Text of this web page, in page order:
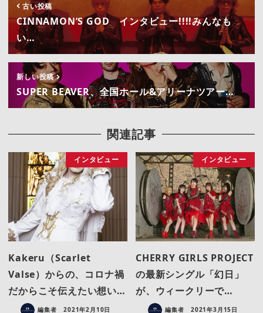
古い投稿
CINNAMON’S GOD インタビュー!!!!みんなも
い…
新しい投稿
SUPER BEAVER、全国ホール&アリーナツアー…
関連記事
インタビュー
Kakeru（Scarlet
Valse）からの、コロナ禍
だからこそ伝えたい想い…
編集者 2021年2月10日
インタビュー
CHERRY GIRLS PROJECT
の最新シングル「幻日」
が、ウィークリーで…
編集者 2021年3月15日